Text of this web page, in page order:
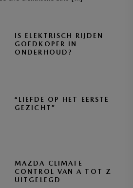
IS ELEKTRISCH RIJDEN
GOEDKOPER IN
ONDERHOUD?
“LIEFDE OP HET EERSTE
GEZICHT”
MAZDA CLIMATE
CONTROL VAN A TOT Z
UITGELEGD